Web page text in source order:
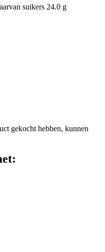
suikers 24.0 g
gekocht hebben, kunnen